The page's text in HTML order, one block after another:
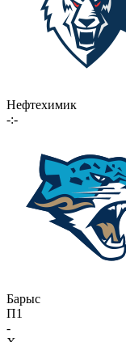
Нефтехимик
-:-
Барыс
П1
-